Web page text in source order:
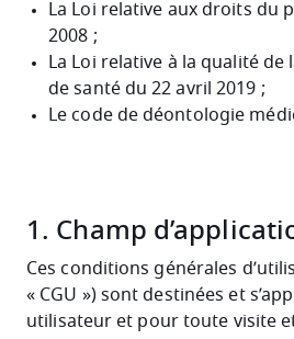
La Loi relative aux droits du
2008 ;
La Loi relative à la qualité
de santé du 22 avril 2019 ;
Le code de déontologie
1. Champ
Ces conditions générales
« CGU ») sont destinées et
utilisateur et pour toute visite